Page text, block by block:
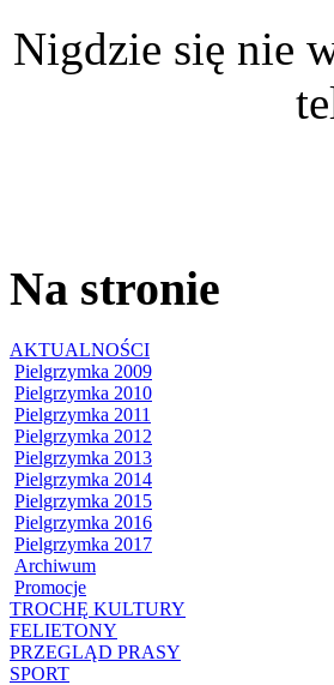
Nigdzie się nie
Na stronie
AKTUALNOŚCI
Pielgrzymka 2009
Pielgrzymka 2010
Pielgrzymka 2011
Pielgrzymka 2012
Pielgrzymka 2013
Pielgrzymka 2014
Pielgrzymka 2015
Pielgrzymka 2016
Pielgrzymka 2017
Archiwum
Promocje
TROCHĘ KULTURY
FELIETONY
PRZEGLĄD PRASY
SPORT